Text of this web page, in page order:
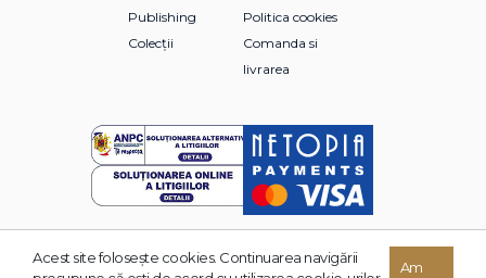
Publishing
Colecții
Politica cookies
Comanda si
livrarea
© 2026 Grupul Editorial TREI. Toate drepturile rezervate.
Acest site foloseşte cookies. Continuarea navigării
Am